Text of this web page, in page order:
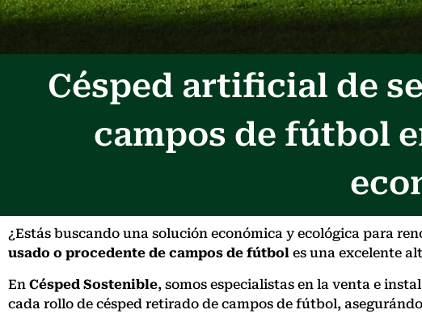
Césped artificial de
campos de fútbol
¿Estás buscando una solución económica y ecológica para
usado o procedente de campos de fútbol es una excelente
En Césped Sostenible, somos especialistas en la venta e
cada rollo de césped retirado de campos de fútbol,